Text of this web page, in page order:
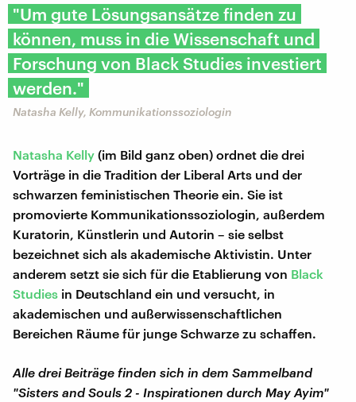
"Um gute Lösungsansätze finden zu
können, muss in die Wissenschaft und
Forschung von Black Studies investiert
werden."
Natasha Kelly, Kommunikationssoziologin
Natasha Kelly (im Bild ganz oben) ordnet die drei
Vorträge in die Tradition der Liberal Arts und der
schwarzen feministischen Theorie ein. Sie ist
promovierte Kommunikationssoziologin, außerdem
Kuratorin, Künstlerin und Autorin – sie selbst
bezeichnet sich als akademische Aktivistin. Unter
anderem setzt sie sich für die Etablierung von Black
Studies in Deutschland ein und versucht, in
akademischen und außerwissenschaftlichen
Bereichen Räume für junge Schwarze zu schaffen.
Alle drei Beiträge finden sich in dem Sammelband
"Sisters and Souls 2 - Inspirationen durch May Ayim"